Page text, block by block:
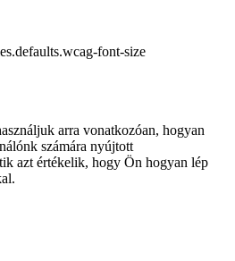
font-size
arra vonatkozóan, hogyan
számára nyújtott
azt értékelik, hogy Ön hogyan lép